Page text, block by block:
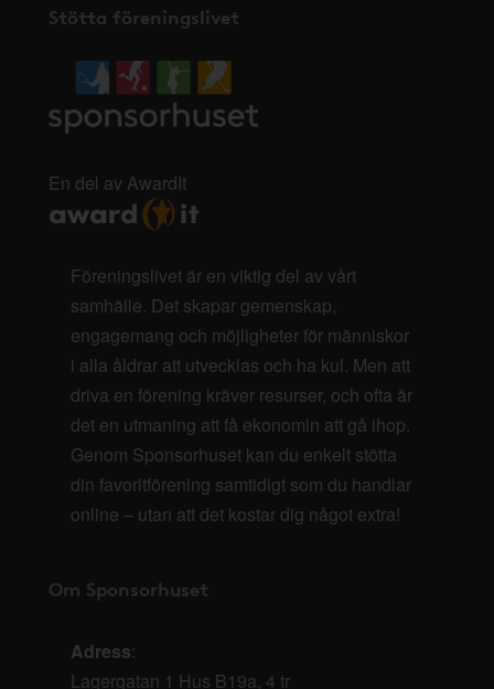
Stötta föreningslivet
En del av AwardIt
Föreningslivet är en viktig del av vårt
samhälle. Det skapar gemenskap,
engagemang och möjligheter för människor
i alla åldrar att utvecklas och ha kul. Men att
driva en förening kräver resurser, och ofta är
det en utmaning att få ekonomin att gå ihop.
Genom Sponsorhuset kan du enkelt stötta
din favoritförening samtidigt som du handlar
online – utan att det kostar dig något extra!
Om Sponsorhuset
Adress:
Lagergatan 1 Hus B19a, 4 tr